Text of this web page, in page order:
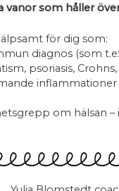
vanor som håller
för dig som:
diagnos (som
psoriasis, Crohns,
inflammationer
om hälsan –